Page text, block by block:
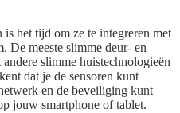
is het tijd om ze te integreren met
. De meeste slimme deur- en
slimme huistechnologieën
dat je de sensoren kunt
en de beveiliging kunt
jouw smartphone of tablet.